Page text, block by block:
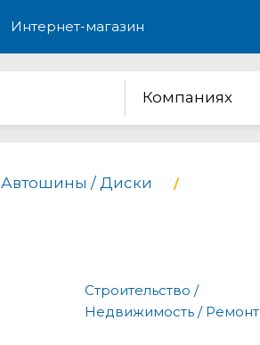
Интернет-магазин
Компаниях
Автошины / Диски
Строительство /
Недвижимость / Ремонт